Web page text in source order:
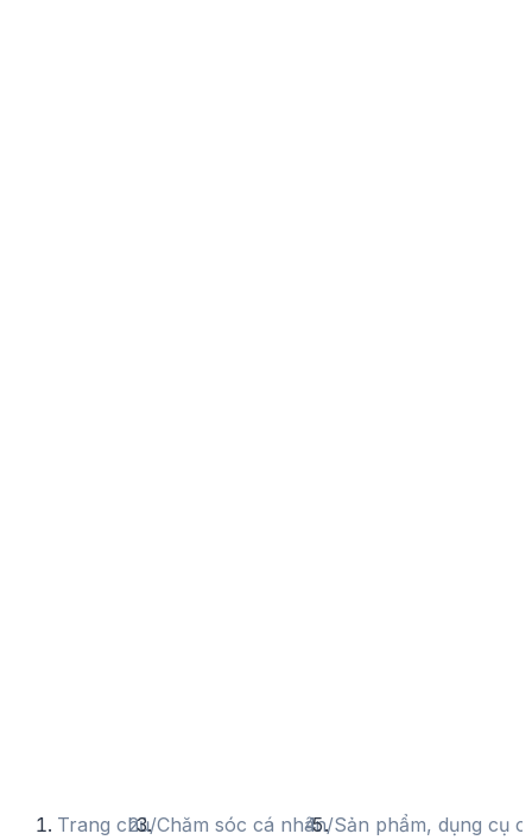
Trang chủ/Chăm sóc cá nhân/Sản phẩm, dụng cụ